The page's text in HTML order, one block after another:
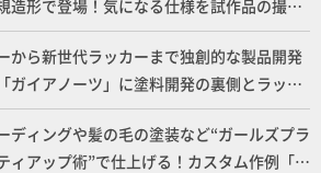
造形で登場！気になる仕様を試作品の撮り
紹介!!さらに「大鉄人17」＆「ワンエイ
情報もお届け！【超合金の魂】
から新世代ラッカーまで独創的な製品開発
ガイアノーツ」に塗料開発の裏側とラッカ
来についてインタビュー！
ディングや髪の毛の塗装など“ガールズプラ
ィアップ術”で仕上げる！カスタム作例「白